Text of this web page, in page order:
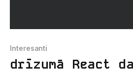
Interesanti
drīzumā React